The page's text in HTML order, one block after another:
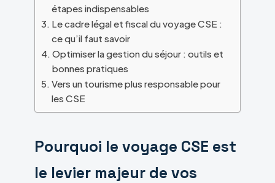
étapes indispensables
Le cadre légal et fiscal du voyage CSE :
ce qu’il faut savoir
Optimiser la gestion du séjour : outils et
bonnes pratiques
Vers un tourisme plus responsable pour
les CSE
Pourquoi le voyage CSE est
le levier majeur de vos